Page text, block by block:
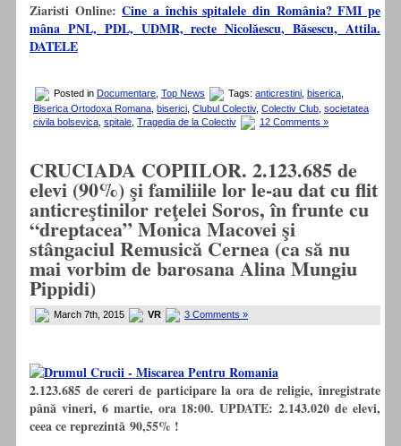
Ziaristi Online:Cine a închis spitalele din România? FMI pe
mâna PNL, PDL, UDMR, recte Nicolăescu, Băsescu, Attila.
DATELE
Posted in Documentare Top News Tags: anticrestini biserica
Biserica Ortodoxa Romana biserici Clubul Colectiv, Colectiv Club societatea
civila bolsevica spitale Tragedia de la Colectiv 12 Comments »
CRUCIADA COPIILOR. 2.123.685 de
elevi (90%) şi familiile lor le-au dat cu flit
anticreştinilor reţelei Soros, în frunte cu
“dreptacea” Monica Macovei şi
stângaciul Remusică Cernea (ca să nu
mai vorbim de barosana Alina Mungiu
Pippidi)
March 7th, 2015 VR 3 Comments »
2.123.685 de cereri de participare la ora de religie, înregistrate
până vineri, 6 martie, ora 18:00. UPDATE: 2.143.020 de elevi,
ceea ce reprezintă 90,55% !